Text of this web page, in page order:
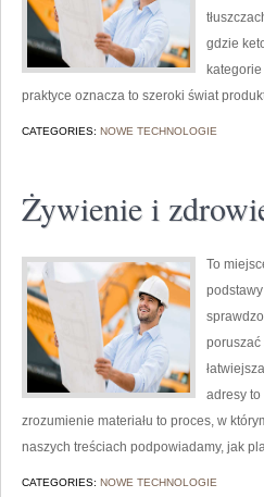
gdzie
praktyce oznacza to szeroki świat
CATEGORIES: NOWE TECHNOLOGIE
Żywienie i
To
poruszać
adresy to
zrozumienie materiału to proces, w
naszych treściach podpowiadamy, jak
CATEGORIES: NOWE TECHNOLOGIE